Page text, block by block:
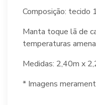
Composição:
Manta toque lã de
temperaturas
Medidas: 2,40m x
* Imagens